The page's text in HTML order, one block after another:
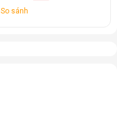
So sánh